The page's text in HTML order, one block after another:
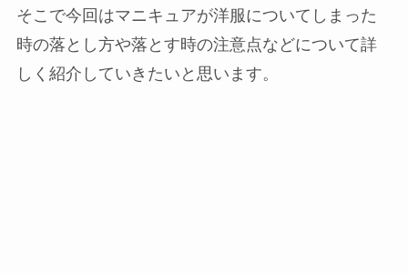
そこで今回はマニキュアが洋服についてしまった
時の落とし方や落とす時の注意点などについて詳
しく紹介していきたいと思います。